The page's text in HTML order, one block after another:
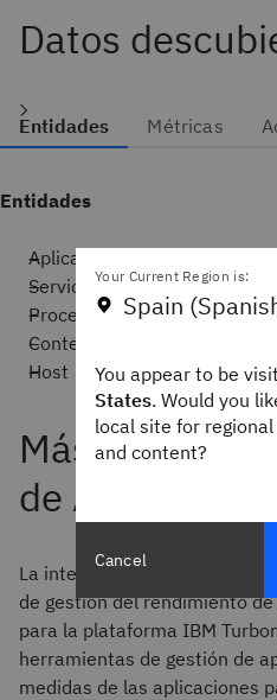
Datos
Entidades Métricas
Entidades
Aplicación
Servicio
Proceso
Contenedor
Host
La integración de Dynatrace
de gestión del rendimiento
para la plataforma IBM
herramientas de gestión de
medidas de las aplicaciones
Your Current Region is:
Spain
You appear to be
States. Would you
local site for
and content?
Cancel